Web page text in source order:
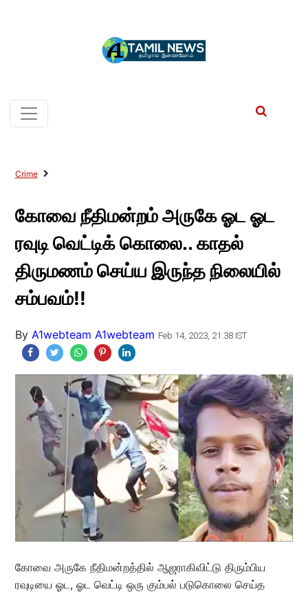
Crime
கோவை நீதிமன்றம் அருகே ஓட ஓட
ரவுடி வெட்டிக் கொலை.. காதல்
திருமணம் செய்ய இருந்த நிலையில்
சம்பவம்!!
By A1webteam A1webteam Feb 14, 2023, 21:38 IST
கோவை அருகே நீதிமன்றத்தில் ஆஜராகிவிட்டு திரும்பிய
ரவுடியை ஓட, ஓட வெட்டி ஒரு கும்பல் படுகொலை செய்த